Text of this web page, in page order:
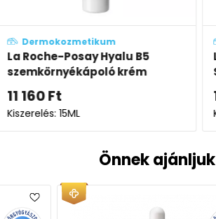
Dermokozmetikum
La Roche-Posay Hyalu B5
Szérum
Kiszerelés: 30ML-50ML
Önnek ajánljuk